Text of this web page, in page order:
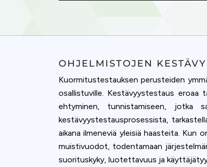
OHJELMISTOJEN
Kuormitustestauksen perusteiden
osallistuville. Kestävyystestaus eroaa
ehtyminen, tunnistamiseen, jotka
kestävyystestausprosessista,
aikana ilmeneviä yleisiä haasteita. Kun
muistivuodot, todentamaan
suorituskyky, luotettavuus ja